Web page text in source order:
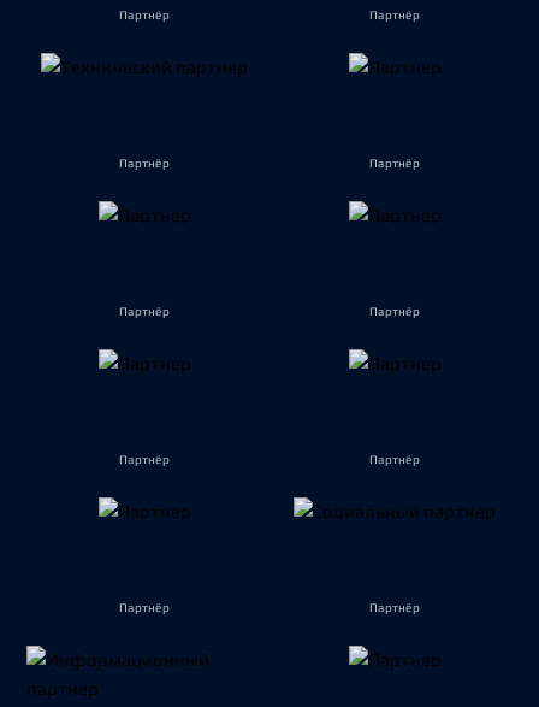
Партнёр Партнёр
Партнёр Партнёр
Партнёр Партнёр
Партнёр Партнёр
Партнёр Партнёр